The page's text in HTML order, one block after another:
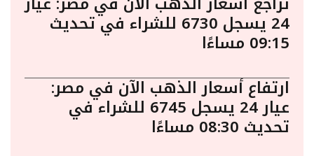
24 يسجل 6730 للشراء في تحديث
09:15 مساءًا
ارتفاع أسعار الذهب الآن في مصر:
عيار 24 يسجل 6745 للشراء في
تحديث 08:30 مساءًا